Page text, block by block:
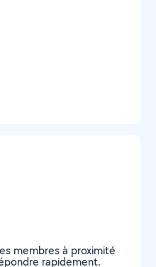
membres à proximité
rapidement.